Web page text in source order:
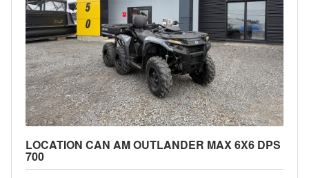
LOCATION CAN AM OUTLANDER MAX 6X6 DPS
700